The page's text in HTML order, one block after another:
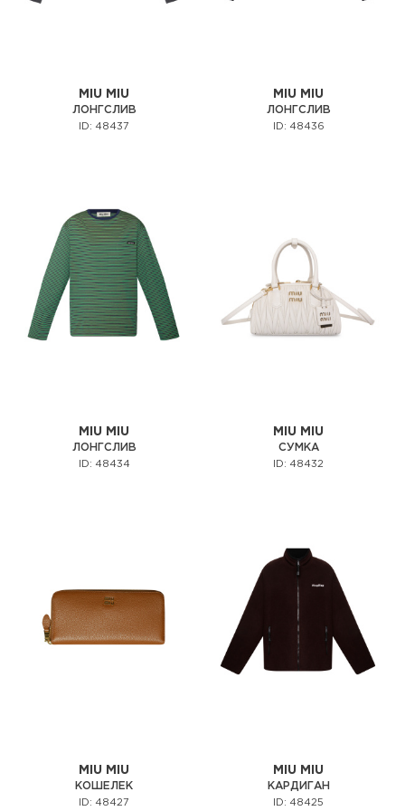
MIU MIU
ЛОНГСЛИВ
ID: 48437
MIU MIU
ЛОНГСЛИВ
ID: 48436
MIU MIU
ЛОНГСЛИВ
ID: 48434
MIU MIU
СУМКА
ID: 48432
MIU MIU
КОШЕЛЕК
ID: 48427
MIU MIU
КАРДИГАН
ID: 48425